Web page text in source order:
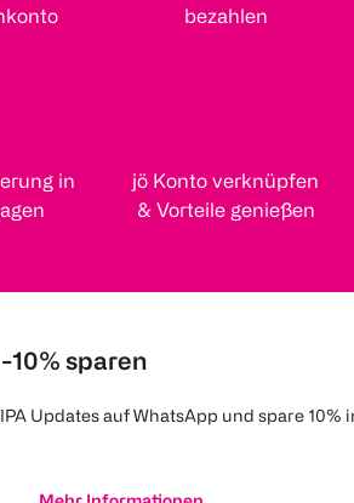
bezahlen
in
jö Konto verknüpfen
& Vorteile genießen
10% sparen
Updates auf WhatsApp und spare 10%